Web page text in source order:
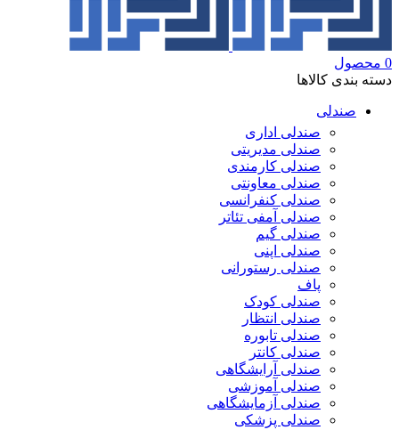
0 محصول
دسته بندی کالاها
صندلی
صندلی اداری
صندلی مدیریتی
صندلی کارمندی
صندلی معاونتی
صندلی کنفرانسی
صندلی آمفی تئاتر
صندلی گیم
صندلی اپنی
صندلی رستورانی
پاف
صندلی کودک
صندلی انتظار
صندلی تابوره
صندلی کانتر
صندلی آرایشگاهی
صندلی آموزشی
صندلی آزمایشگاهی
صندلی پزشکی